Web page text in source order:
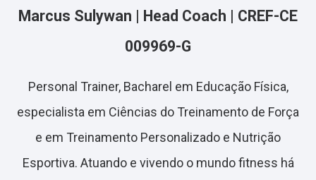
Marcus Sulywan | Head Coach | CREF-CE
009969-G
Personal Trainer, Bacharel em Educação Física,
especialista em Ciências do Treinamento de Força
e em Treinamento Personalizado e Nutrição
Esportiva. Atuando e vivendo o mundo fitness há